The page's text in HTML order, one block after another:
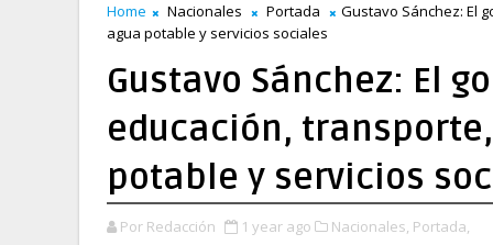
Home Nacionales Portada
Gustavo Sánchez: El
agua potable y servicios sociales
Gustavo Sánchez: El
educación,
potable y servicios
Por Redacción 1 year ago Nacionales, Portada,